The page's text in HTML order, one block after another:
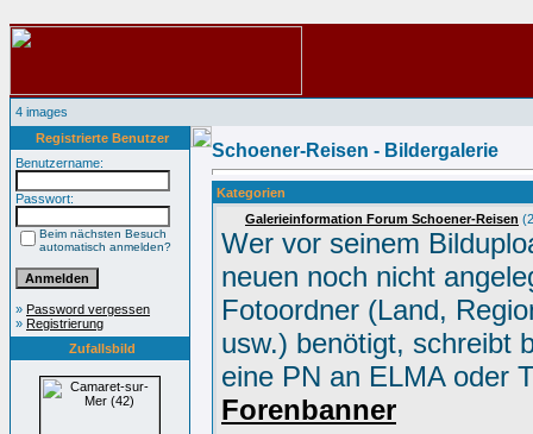
4 images
Registrierte Benutzer
Benutzername:
Passwort:
Beim nächsten Besuch
automatisch anmelden?
» Password vergessen
» Registrierung
Zufallsbild
Schoener-Reisen - Bildergalerie
Kategorien
Galerieinformation Forum Schoener-Reisen
Wer vor seinem
neuen noch nicht
Fotoordner (Land,
usw.) benötigt, schreibt
eine PN an ELMA oder
Forenbanner